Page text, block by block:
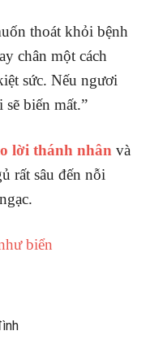
thoát khỏi bệnh
chân một cách
sức. Nếu ngươi
biến mất.”
lời thánh nhân và
rất sâu đến nỗi
biển